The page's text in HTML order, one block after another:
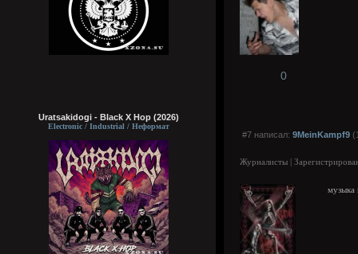
Uratsakidogi - Black X Hop (2026)
Electronic / Industrial / Неформат
0
#7 написал: 9MeinKampf9
Журналисты |
музыка